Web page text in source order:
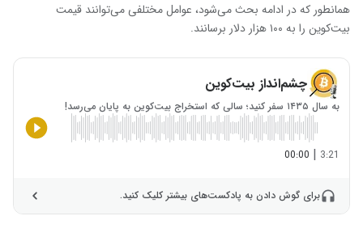
همانطور که در ادامه بحث می‌شود، عوامل مختلفی می‌توانند قیمت
بیت‌کوین را به ۱۰۰ هزار دلار برسانند.
چشم‌انداز بیت‌کوین
به سال ۱۴۳۵ سفر کنید؛ سالی که استخراج بیت‌کوین به پایان می‌رسد!
3:21
|
00:00
برای گوش دادن به پادکست‌های بیشتر کلیک کنید.